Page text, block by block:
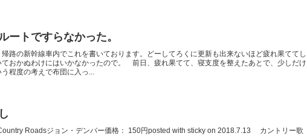
ートですらなかった。
路の新幹線車内でこれを書いております。どーしてろくに更新も出来ないほど疲れ果ててし
ておかぬわけにはいかなかったので。 前日、疲れ果てて、寝支度を整えたあとで、少しだけ
程度の考えで布団に入っ...
Roadsジョン・デンバー価格： 150円posted with sticky on 2018.7.13 カントリー歌